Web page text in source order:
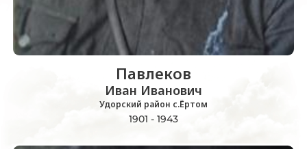
Павлеков
Иван Иванович
Удорский район с.Ёртом
1901 - 1943